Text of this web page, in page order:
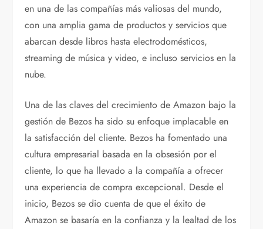
en una de las compañías más valiosas del mundo,
con una amplia gama de productos y servicios que
abarcan desde libros hasta electrodomésticos,
streaming de música y video, e incluso servicios en la
nube.
Una de las claves del crecimiento de Amazon bajo la
gestión de Bezos ha sido su enfoque implacable en
la satisfacción del cliente. Bezos ha fomentado una
cultura empresarial basada en la obsesión por el
cliente, lo que ha llevado a la compañía a ofrecer
una experiencia de compra excepcional. Desde el
inicio, Bezos se dio cuenta de que el éxito de
Amazon se basaría en la confianza y la lealtad de los